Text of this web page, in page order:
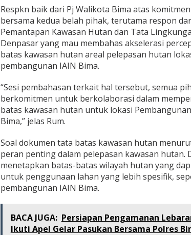
p
a
s
a
r
Respkn baik dari Pj Walikota Bima atas
bersama kedua belah pihak, terutama respon
Pemantapan Kawasan Hutan dan Tata
Denpasar yang mau membahas akselerasi
batas kawasan hutan areal pelepasan hutan
pembangunan IAIN Bima.
“Sesi pembahasan terkait hal tersebut, semua
berkomitmen untuk berkolaborasi dalam
batas kawasan hutan untuk lokasi
Bima,” jelas Rum.
Soal dokumen tata batas kawasan hutan
peran penting dalam pelepasan kawasan hutan.
menetapkan batas-batas wilayah hutan yang
untuk penggunaan lahan yang lebih spesifik,
pembangunan IAIN Bima.
BACA JUGA: Persiapan Pengamanan
Ikuti Apel Gelar Pasukan Bersama Polres